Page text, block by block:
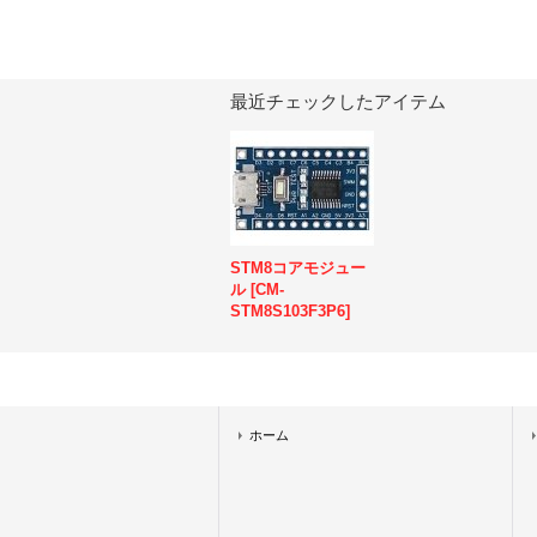
最近チェックしたアイテム
STM8コアモジュー
ル [CM-
STM8S103F3P6]
ホーム